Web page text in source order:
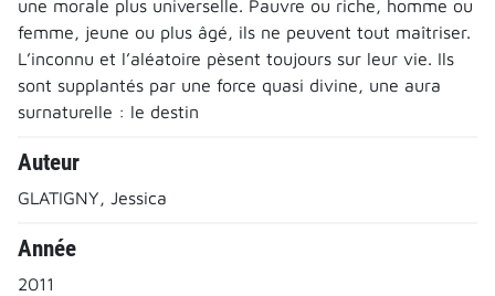
une morale plus universelle. Pauvre ou riche, homme ou
femme, jeune ou plus âgé, ils ne peuvent tout maîtriser.
L’inconnu et l’aléatoire pèsent toujours sur leur vie. Ils
sont supplantés par une force quasi divine, une aura
surnaturelle : le destin
Auteur
GLATIGNY, Jessica
Année
2011